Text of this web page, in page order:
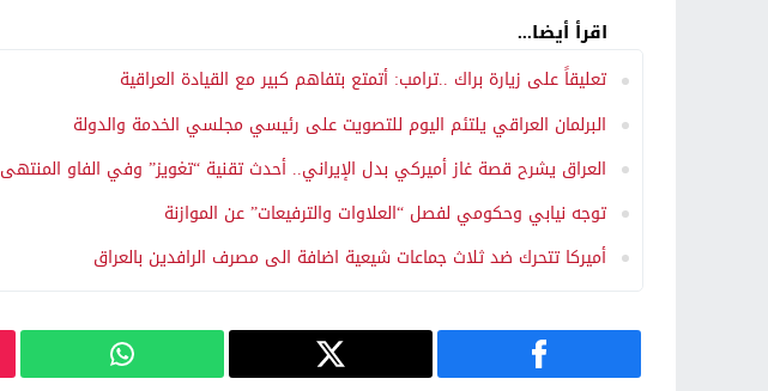
اقرأ أيضا...
تعليقاً على زيارة براك ..ترامب: أتمتع بتفاهم كبير مع القيادة العراقية
البرلمان العراقي يلتئم اليوم للتصويت على رئيسي مجلسي الخدمة والدولة
العراق يشرح قصة غاز أميركي بدل الإيراني.. أحدث تقنية “تغويز” وفي الفاو المنتهى
توجه نيابي وحكومي لفصل “العلاوات والترفيعات” عن الموازنة
أميركا تتحرك ضد ثلاث جماعات شيعية اضافة الى مصرف الرافدين بالعراق